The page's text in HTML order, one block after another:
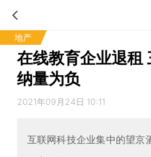
地产
在线教育企业退租
纳量为负
2021年09月24日 10:11
互联网科技企业集中的望京